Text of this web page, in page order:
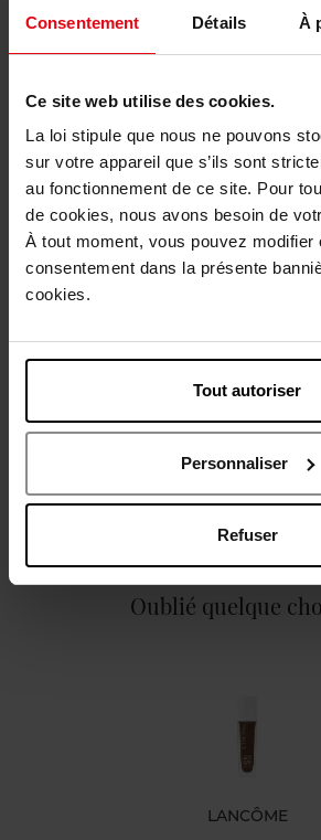
Consentement Détails À
Ce site web utilise des cookies.
La loi stipule que nous ne pouvons
sur votre appareil que s’ils sont
au fonctionnement de ce site. Pour
de cookies, nous avons besoin de
À tout moment, vous pouvez modifier
consentement dans la présente
cookies.
Tout autoriser
Personnaliser
Refuser
Livraison gratuite à partir de 50€
Retour gratuit dans votre magasin
Description
Caractéristiques
Avis client Politique relative aux
Oublié quelque
LANCÔME